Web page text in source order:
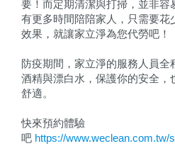
要！而定期清潔與打掃，並非容
有更多時間陪陪家人，只需要花
效果，就讓家立淨為您代勞吧！
防疫期間，家立淨的服務人員全
酒精與漂白水，保護你的安全，
舒適。
快來預約體驗
吧 https://www.weclean.com.tw/